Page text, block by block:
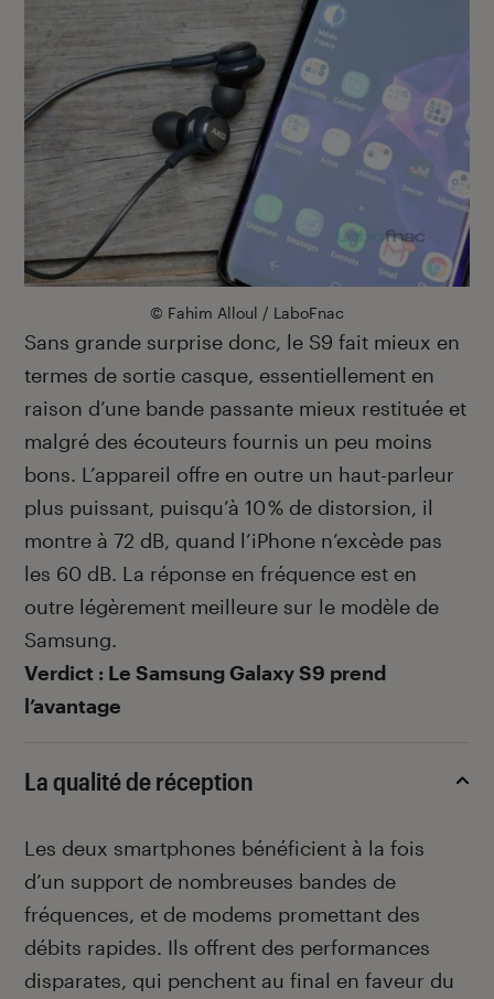
© Fahim Alloul / LaboFnac
Sans grande surprise donc, le S9 fait mieux en
termes de sortie casque, essentiellement en
raison d’une bande passante mieux restituée et
malgré des écouteurs fournis un peu moins
bons. L’appareil offre en outre un haut-parleur
plus puissant, puisqu’à 10 % de distorsion, il
montre à 72 dB, quand l’iPhone n’excède pas
les 60 dB. La réponse en fréquence est en
outre légèrement meilleure sur le modèle de
Samsung.
Verdict : Le Samsung Galaxy S9 prend
l’avantage
La qualité de réception
Les deux smartphones bénéficient à la fois
d’un support de nombreuses bandes de
fréquences, et de modems promettant des
débits rapides. Ils offrent des performances
disparates, qui penchent au final en faveur du